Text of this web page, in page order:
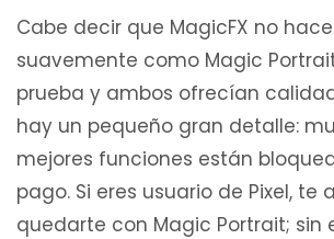
Cabe decir que MagicFX no
suavemente como Magic
prueba y ambos ofrecían
hay un pequeño gran detalle:
mejores funciones están
pago. Si eres usuario de Pixel, te
quedarte con Magic Portrait; sin